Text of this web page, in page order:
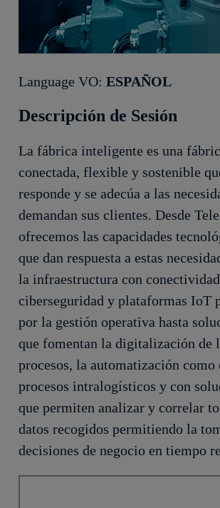
Language VO: ESPAÑOL
Descripción de Sesión
La fábrica inteligente es una
conectada, flexible y sostenible
responde y se adecúa a las
demandan sus clientes. Desde
ofrecemos las capacidades
que dan respuesta a estas
la infraestructura con
ciberseguridad y plataformas IoT
por la gestión operativa hasta
que fomentan la digitalización de
procesos, la automatización como
procesos intralogísticos y con
que permiten analizar y correlar
datos recogidos permitiendo la
decisiones de negocio en tiempo